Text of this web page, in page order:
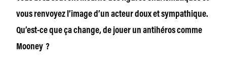
vous renvoyez l’image d’un acteur doux et sympathique.
Qu’est-ce que ça change, de jouer un antihéros comme
Mooney ?